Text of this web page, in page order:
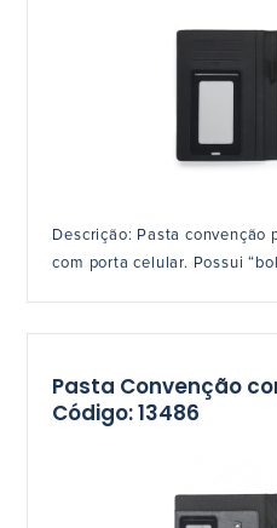
Descrição: Pasta convenção
com porta celular. Possui
Pasta Convenção
Código: 13486